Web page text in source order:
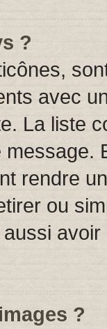
?
avec
La liste
rendre
ou
aussi
?